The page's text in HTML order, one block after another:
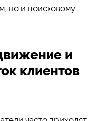
но и поисковому
и
клиентов